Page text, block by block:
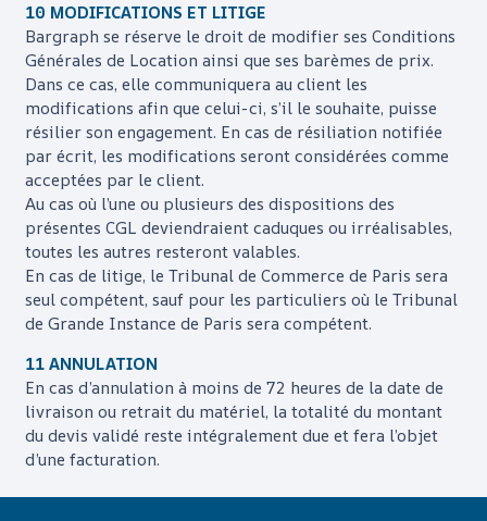
10 MODIFICATIONS ET LITIGE
Bargraphse réserve le droit de modifier ses Conditions
Générales de Location ainsi que ses barèmes de prix.
Dans ce cas, elle communiquera au client les
modifications afin que celui-ci, s’il le souhaite, puisse
résilier son engagement. En cas de résiliation notifiée
par écrit, les modifications seront considérées comme
acceptées par le client.
Au cas où l’une ou plusieurs des dispositions des
présentes CGL deviendraient caduques ou irréalisables,
toutes les autres resteront valables.
En cas de litige, le Tribunal de Commerce de Paris sera
seul compétent, sauf pour les particuliers où le Tribunal
de Grande Instance de Paris sera compétent.
11 ANNULATION
En cas d’annulation à moins de 72 heures de la date de
livraison ou retrait du matériel, la totalité du montant
du devis validé reste intégralement due et fera l’objet
d’une facturation.